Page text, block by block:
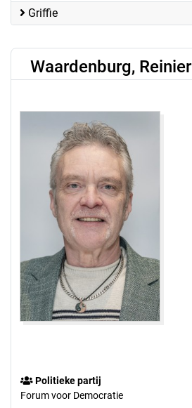
Griffie
Waardenburg, Reinier
Politieke partij
Forum voor Democratie